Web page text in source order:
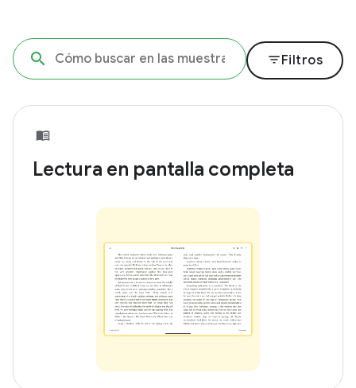
filter_listFiltros
Lectura en pantalla completa